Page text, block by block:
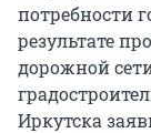
потребности
результате
дорожной
Иркутска